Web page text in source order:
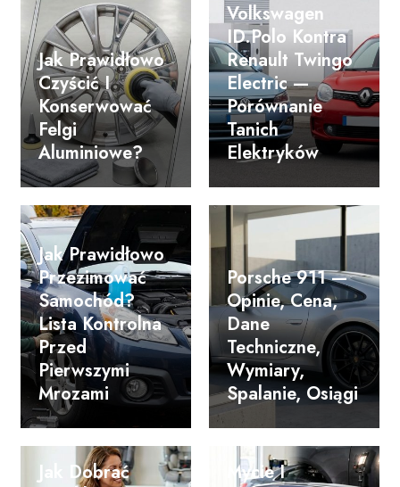
Jak Prawidłowo
Czyścić I
Konserwować
Felgi
Aluminiowe?
Volkswagen
ID.Polo Kontra
Renault Twingo
Electric —
Porównanie
Tanich
Elektryków
Jak Prawidłowo
Przezimować
Samochód?
Lista Kontrolna
Przed
Pierwszymi
Mrozami
Porsche 911 —
Opinie, Cena,
Dane
Techniczne,
Wymiary,
Spalanie, Osiągi
Jak Dobrać
Mycie I